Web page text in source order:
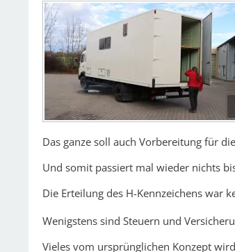
Das ganze soll auch Vorbereitung für
Und somit passiert mal wieder nichts
Die Erteilung des H-Kennzeichens war
Wenigstens sind Steuern und
Vieles vom ursprünglichen Konzept